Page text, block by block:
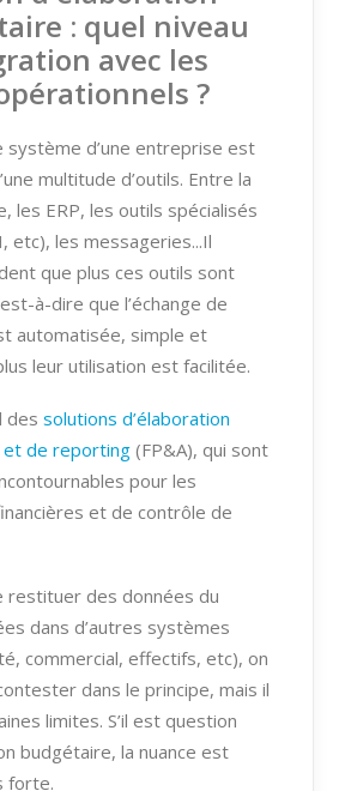
: quel niveau
avec les
?
système d’une entreprise est
multitude d’outils. Entre la
les ERP, les outils spécialisés
etc), les messageries...Il
que plus ces outils sont
à-dire que l’échange de
automatisée, simple et
leur utilisation est facilitée.
des solutions d’élaboration
de reporting(FP&A), qui sont
pour les
et de contrôle de
restituer des données du
dans d’autres systèmes
commercial, effectifs, etc), on
dans le principe, mais il
limites. S’il est question
budgétaire, la nuance est
forte.